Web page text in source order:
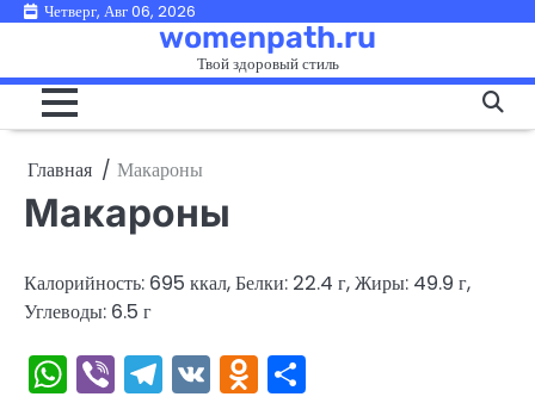
ПерейтиЧетверг, Авг 06, 2026
womenpath.ru
Твой здоровый стиль
Главная Макароны
Макароны
Калорийность: 695 ккал, Белки: 22.4 г, Жиры: 49.9 г,
Углеводы: 6.5 г
WhatsApp
ViberTelegram
VKOdnoklassniki